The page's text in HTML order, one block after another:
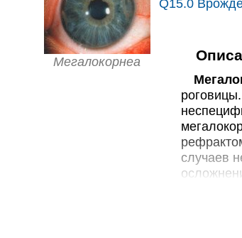
Мегалокорнеа
Q15.0
случаев